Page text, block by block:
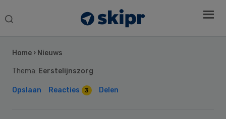
Search
Home › Nieuws
Thema: Eerstelijnszorg
Opslaan Reacties 3 Delen
Sidebar